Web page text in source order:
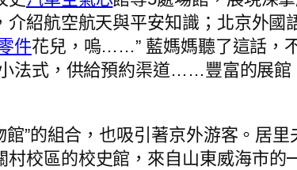
介紹航空航天與平安知識；北京外國
件花兒，嗚……” 藍媽媽聽了這話，
法式，供給預約渠道……豐富的展館
館”的組合，也吸引著京外游客。
村校區的校史館，來自山東威海市的